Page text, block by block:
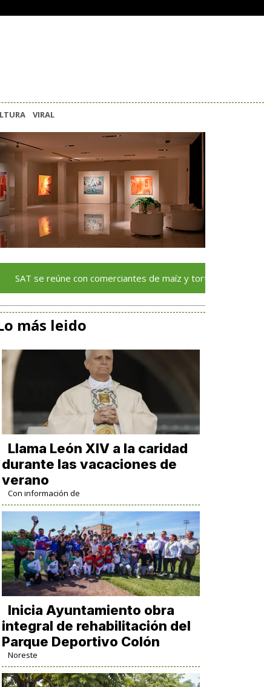
VIRAL
reúne con comerciantes de maíz y tortilla de Puebla, Tlaxcala
más leido
Llama León XIV a la caridad
durante las vacaciones de
verano
Con información de
Inicia Ayuntamiento obra
integral de rehabilitación del
Parque Deportivo Colón
Noreste